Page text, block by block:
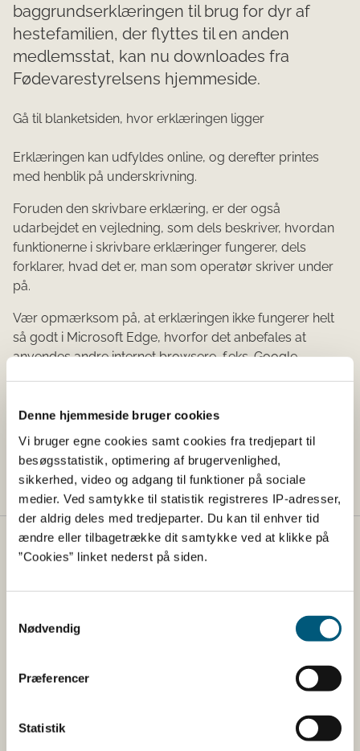
Denne hjemmeside bruger cookies
Vi bruger egne cookies samt cookies fra tredjepart til
besøgsstatistik, optimering af brugervenlighed,
sikkerhed, video og adgang til funktioner på sociale
medier. Ved samtykke til statistik registreres IP-adresser,
der aldrig deles med tredjeparter. Du kan til enhver tid
ændre eller tilbagetrække dit samtykke ved at klikke på
”Cookies” linket nederst på siden.
Nødvendig
Præferencer
Statistik
baggrundserklæringen til brug for dyr af
hestefamilien, der flyttes til en anden
medlemsstat, kan nu downloades fra
Fødevarestyrelsens hjemmeside.
​Gå til blanketsiden, hvor erklæringen ligger
Erklæringen kan udfyldes online, og derefter printes
med henblik på underskrivning.
Foruden den skrivbare erklæring, er der også
udarbejdet en vejledning, som dels beskriver, hvordan
funktionerne i skrivbare erklæringer fungerer, dels
forklarer, hvad det er, man som operatør skriver under
på.
Vær opmærksom på, at erklæringen ikke fungerer helt
så godt i Microsoft Edge, hvorfor det anbefales at
anvendes andre internet browsere, f.eks. Google
​Den oprindelige PDF version af baggrundserklæringen
kan fortsat anvendes, men er dog ikke længere
tilgængelig på Fødevarestyrelsens hjemmeside.
SENEST OPDATERET 29-06-2022
Fødevarestyrelsen
fødevarekæden fra jord til bord med fokus på
dyresundhed og sikker, sund mad. Vi står bag De
officielle Kostråd og smileykontroller, som du kender
fra cafeer, restauranter og supermarkeder.
Kontakt